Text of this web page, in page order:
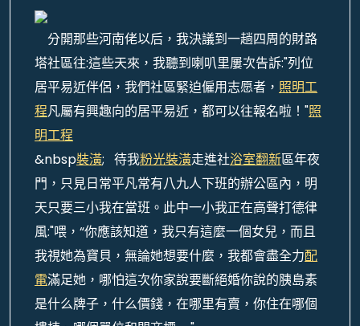
分開那些河南佬以后，我決議到一趟四周的財路
塔社區往:這些天來，我聽到喇叭里屢次告訴:"列位
居平易近伴侶，我們社區緊迫僱用志愿者， 照明工
程凡屬有興趣向的居平易近，都可以往報名啦！"照
明工程
&nbsp裝潢; 待我粉光裝潢走進社浴室翻新區年夜
門，只見日常平凡常有八九人下班的辦公區內，明
天只要三小我在當班。此中一小我正在高聲打德律
風:"喂，“你應該知道，我只有這麼一個女兒，而且
我視她為寶貝，無論她想要什麼，我都會盡全力配
電滿足她，哪怕這次你家說要斷絕婚你說的胰島素
是什么牌子，什么價錢，在哪里有賣，你住在哪個